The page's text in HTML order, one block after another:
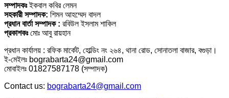
সম্পাদকঃইকবাল কবির লেমন
সহকারী সম্পাদক: শিমন আহম্মেদ বাদল
প্রধান বার্তা সম্পাদক : রবিউল ইসলাম শাকিল
প্রকাশকঃমোঃ আবু রায়হান
প্রধান কার্যালয় : রফিক মার্কেট, হোল্ডিং নং ২৬৪, থানা রোড, সোনাতলা বাজার, বগুড়া।
ই-মেইলঃ bograbarta24@gmail.com
মোবাইলঃ 01827587178 (সম্পাদক)
Contact us: bograbarta24@gmail.com